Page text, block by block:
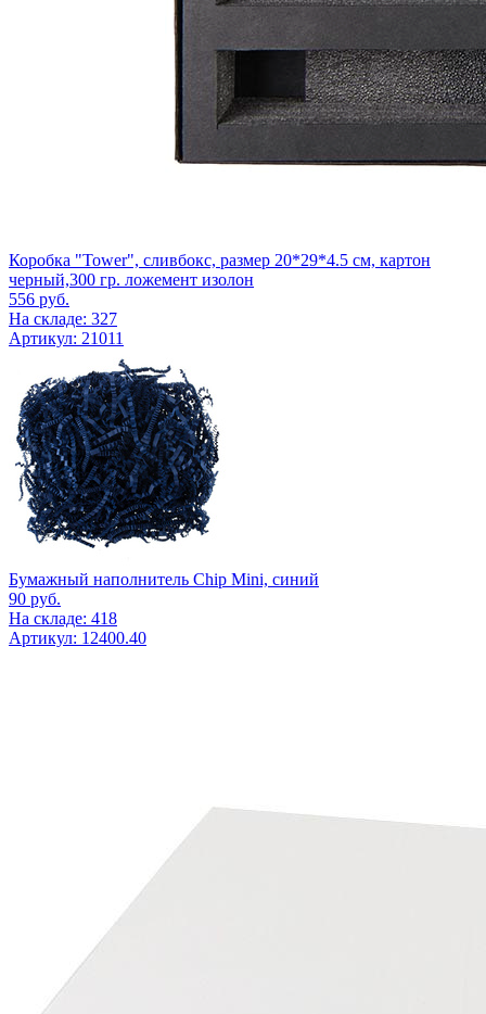
Коробка "Tower", сливбокс, размер 20*29*4.5 см, картон
черный,300 гр. ложемент изолон
556 руб.
На складе: 327
Артикул: 21011
Бумажный наполнитель Chip Mini, синий
90 руб.
На складе: 418
Артикул: 12400.40